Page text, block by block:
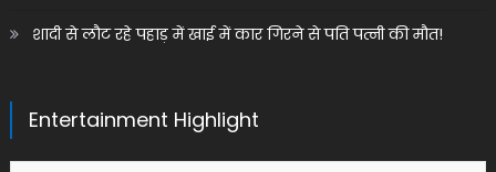
शादी से लौट रहे पहाड़ में खाई में कार गिरने से पति पत्नी की मौत!
Entertainment Highlight